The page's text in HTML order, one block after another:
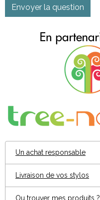
Envoyer la question
Un achat responsable
Livraison de vos stylos
Ou trouver mes produits ?